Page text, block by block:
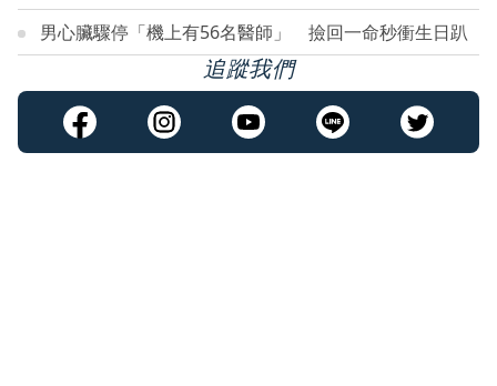
男心臟驟停「機上有56名醫師」 撿回一命秒衝生日趴
追蹤我們